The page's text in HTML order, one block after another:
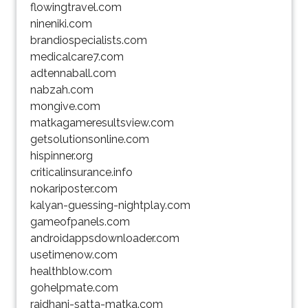
flowingtravel.com
nineniki.com
brandiospecialists.com
medicalcare7.com
adtennaball.com
nabzah.com
mongive.com
matkagameresultsview.com
getsolutionsonline.com
hispinner.org
criticalinsurance.info
nokariposter.com
kalyan-guessing-nightplay.com
gameofpanels.com
androidappsdownloader.com
usetimenow.com
healthblow.com
gohelpmate.com
rajdhani-satta-matka.com